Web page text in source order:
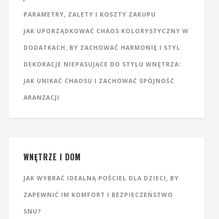
PARAMETRY, ZALETY I KOSZTY ZAKUPU
JAK UPORZĄDKOWAĆ CHAOS KOLORYSTYCZNY W
DODATKACH, BY ZACHOWAĆ HARMONIĘ I STYL
DEKORACJE NIEPASUJĄCE DO STYLU WNĘTRZA:
JAK UNIKAĆ CHAOSU I ZACHOWAĆ SPÓJNOŚĆ
ARANŻACJI
WNĘTRZE I DOM
JAK WYBRAĆ IDEALNĄ POŚCIEL DLA DZIECI, BY
ZAPEWNIĆ IM KOMFORT I BEZPIECZEŃSTWO
SNU?